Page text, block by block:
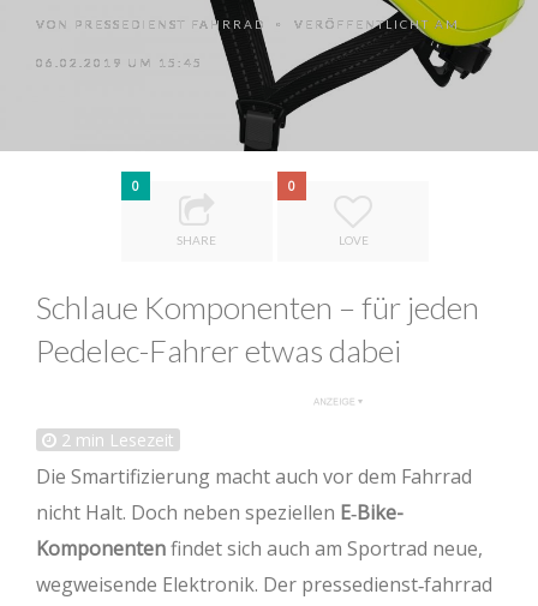
VON PRESSEDIENST FAHRRAD • VERÖFFENTLICHT AM
06.02.2019 UM 15:45
0
SHARE
0
LOVE
Schlaue Komponenten – für jeden
Pedelec-Fahrer etwas dabei
2 min Lesezeit
Die Smartifizierung macht auch vor dem Fahrrad
nicht Halt. Doch neben speziellen E‐Bike-
Komponentenfindet sich auch am Sportrad neue,
wegweisende Elektronik. Der pressedienst‐fahrrad